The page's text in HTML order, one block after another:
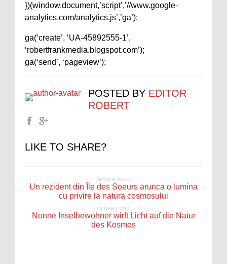
})(window,document,’script’,’//www.google-
analytics.com/analytics.js’,’ga’);
ga(‘create’, ‘UA-45892555-1’,
‘robertfrankmedia.blogspot.com’);
ga(‘send’, ‘pageview’);
POSTED BY EDITOR
ROBERT
LIKE TO SHARE?
NEWER POST
Un rezident din Île des Soeurs arunca o lumina
cu privire la natura cosmosului
OLDER POST
Nonne Inselbewohner wirft Licht auf die Natur
des Kosmos